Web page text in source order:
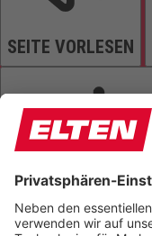
SEITE VORLESEN